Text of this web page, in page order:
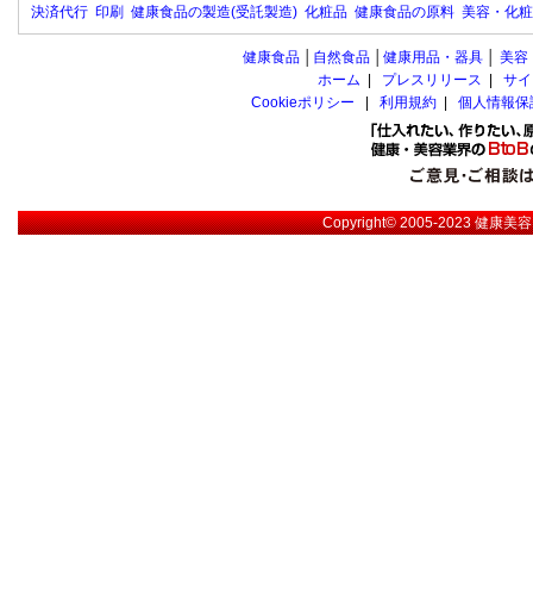
決済代行 印刷 健康食品の製造(受託製造) 化粧品 健康食品の原料 美容・化
健康食品 自然食品 健康用品・器具 美容
ホーム
プレスリリース
サ
Cookieポリシー
利用規約 個人情報
Copyright© 2005-2023健康美